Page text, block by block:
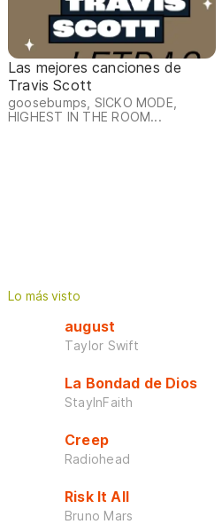
Las mejores canciones de
Travis Scott
goosebumps, SICKO MODE,
HIGHEST IN THE ROOM...
Lo más visto
august
Taylor Swift
La Bondad de Dios
StayInFaith
Creep
Radiohead
Risk It All
Bruno Mars